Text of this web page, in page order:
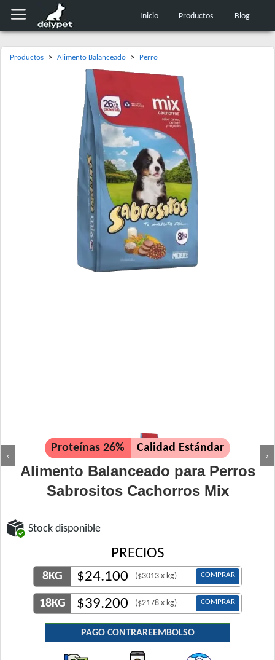
Inicio Productos Blog
Productos > Alimento Balanceado > Perro
‹ ›
Proteínas 26% Calidad Estándar
Alimento Balanceado para Perros
Sabrositos Cachorros Mix
Stock disponible
PRECIOS
8KG $24.100 ($3013 x kg) COMPRAR
18KG $39.200 ($2178 x kg) COMPRAR
PAGO CONTRAREEMBOLSO